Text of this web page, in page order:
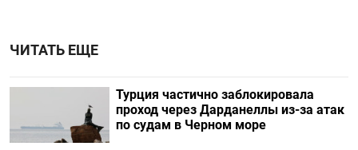
ЧИТАТЬ ЕЩЕ
Турция частично заблокировала
проход через Дарданеллы из-за атак
по судам в Черном море